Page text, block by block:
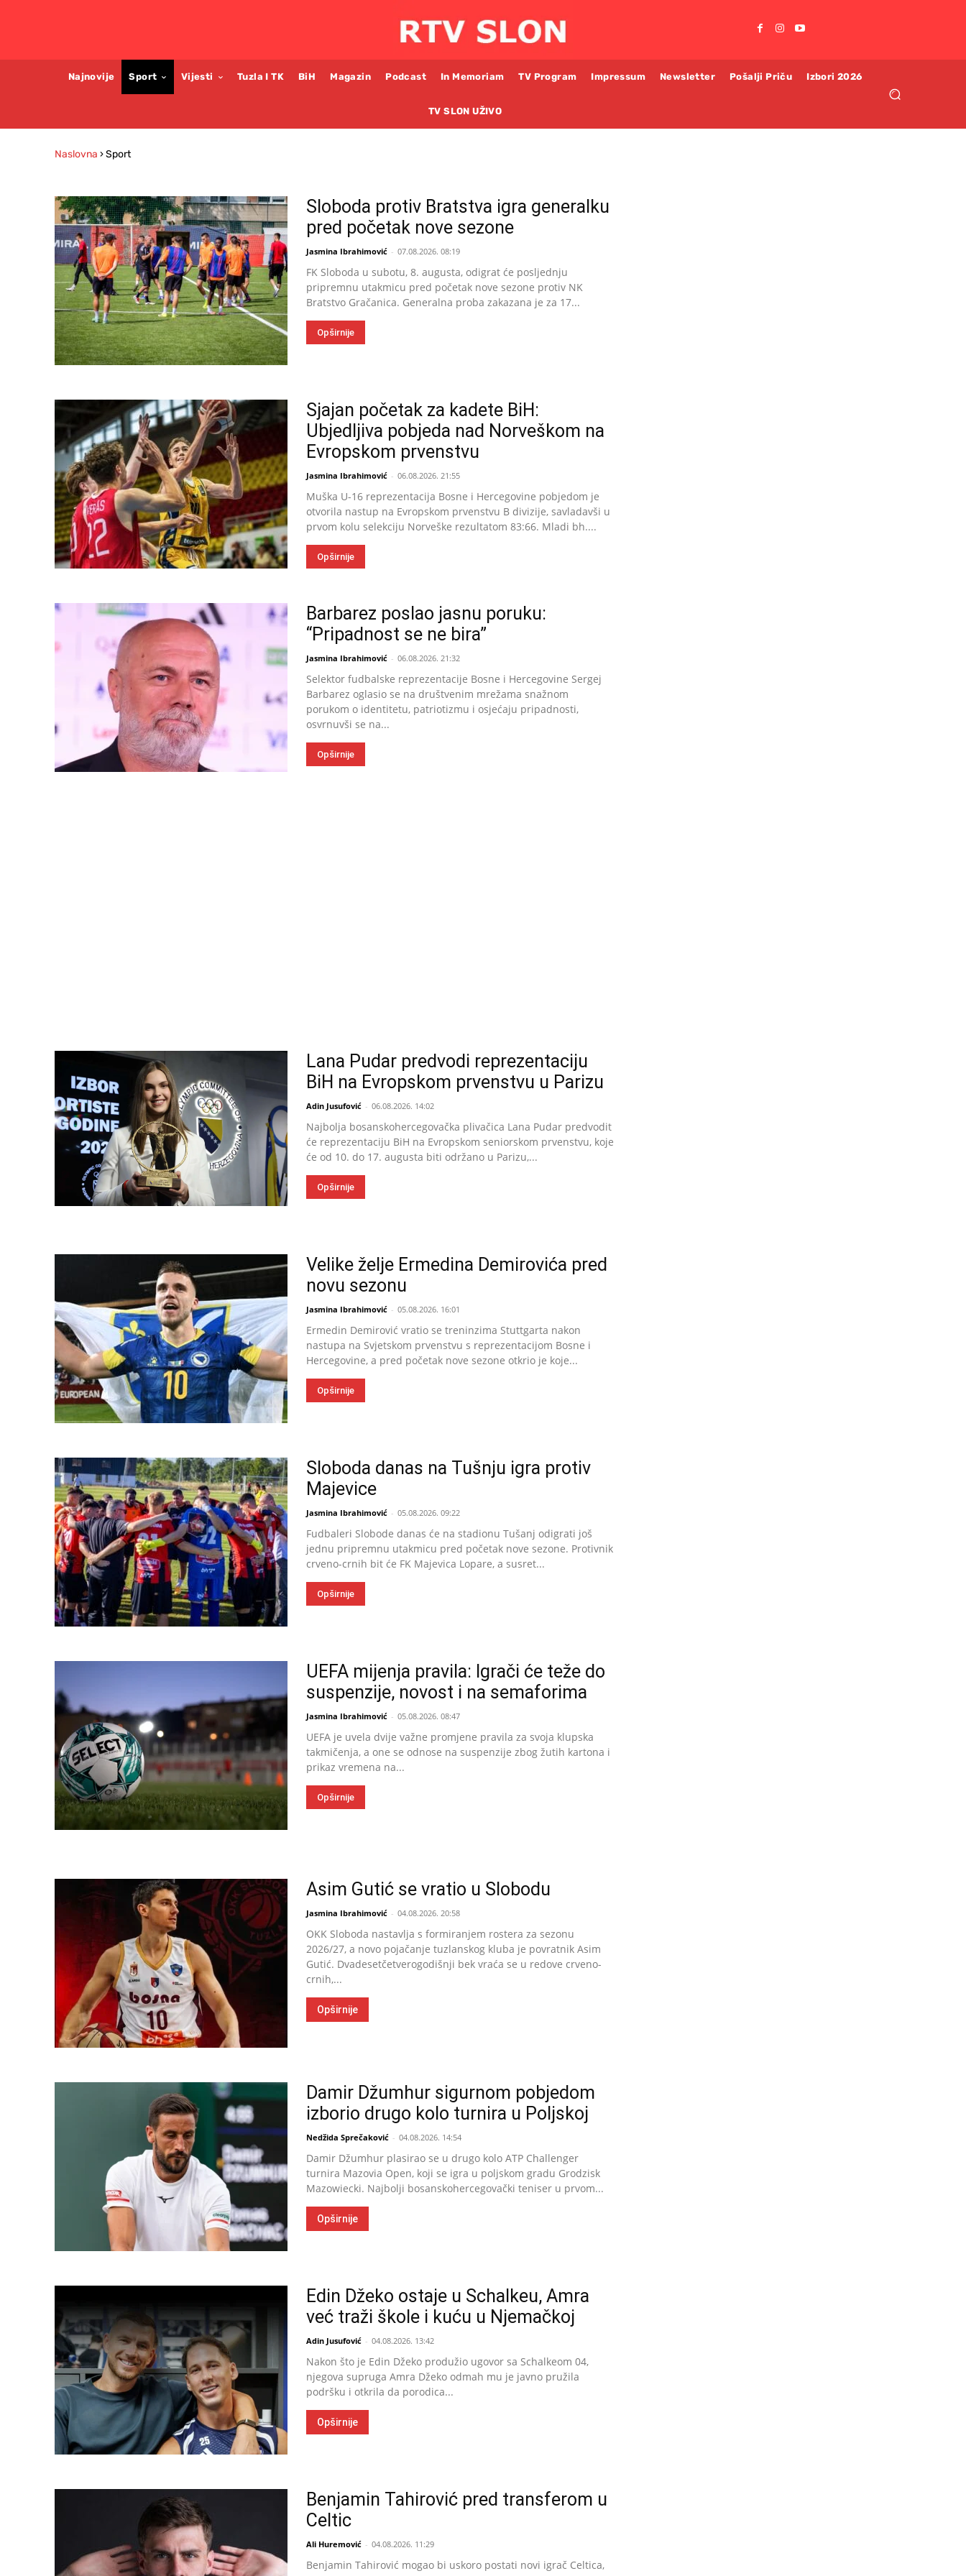
Najnovije Sport Vijesti Tuzla I TK BiH Magazin Podcast In Memoriam TV Program Impressum Newsletter Pošalji Priču Izbori 2026
TV SLON UŽIVO
Naslovna ›Sport
Sloboda protiv Bratstva igra generalku
pred početak nove sezone
Jasmina Ibrahimović - 07.08.2026. 08:19
FK Sloboda u subotu, 8. augusta, odigrat će posljednju
pripremnu utakmicu pred početak nove sezone protiv NK
Bratstvo Gračanica. Generalna proba zakazana je za 17...
Opširnije
Sjajan početak za kadete BiH:
Ubjedljiva pobjeda nad Norveškom na
Evropskom prvenstvu
Jasmina Ibrahimović - 06.08.2026. 21:55
Muška U-16 reprezentacija Bosne i Hercegovine pobjedom je
otvorila nastup na Evropskom prvenstvu B divizije, savladavši u
prvom kolu selekciju Norveške rezultatom 83:66. Mladi bh....
Opširnije
Barbarez poslao jasnu poruku:
“Pripadnost se ne bira”
Jasmina Ibrahimović - 06.08.2026. 21:32
Selektor fudbalske reprezentacije Bosne i Hercegovine Sergej
Barbarez oglasio se na društvenim mrežama snažnom
porukom o identitetu, patriotizmu i osjećaju pripadnosti,
osvrnuvši se na...
Opširnije
Lana Pudar predvodi reprezentaciju
BiH na Evropskom prvenstvu u Parizu
Adin Jusufović - 06.08.2026. 14:02
Najbolja bosanskohercegovačka plivačica Lana Pudar predvodit
će reprezentaciju BiH na Evropskom seniorskom prvenstvu, koje
će od 10. do 17. augusta biti održano u Parizu,...
Opširnije
Velike želje Ermedina Demirovića pred
novu sezonu
Jasmina Ibrahimović - 05.08.2026. 16:01
Ermedin Demirović vratio se treninzima Stuttgarta nakon
nastupa na Svjetskom prvenstvu s reprezentacijom Bosne i
Hercegovine, a pred početak nove sezone otkrio je koje...
Opširnije
Sloboda danas na Tušnju igra protiv
Majevice
Jasmina Ibrahimović - 05.08.2026. 09:22
Fudbaleri Slobode danas će na stadionu Tušanj odigrati još
jednu pripremnu utakmicu pred početak nove sezone. Protivnik
crveno-crnih bit će FK Majevica Lopare, a susret...
Opširnije
UEFA mijenja pravila: Igrači će teže do
suspenzije, novost i na semaforima
Jasmina Ibrahimović - 05.08.2026. 08:47
UEFA je uvela dvije važne promjene pravila za svoja klupska
takmičenja, a one se odnose na suspenzije zbog žutih kartona i
prikaz vremena na...
Opširnije
Asim Gutić se vratio u Slobodu
Jasmina Ibrahimović - 04.08.2026. 20:58
OKK Sloboda nastavlja s formiranjem rostera za sezonu
2026/27, a novo pojačanje tuzlanskog kluba je povratnik Asim
Gutić. Dvadesetčetverogodišnji bek vraća se u redove crveno-
crnih,...
Opširnije
Damir Džumhur sigurnom pobjedom
izborio drugo kolo turnira u Poljskoj
Nedžida Sprečaković - 04.08.2026. 14:54
Damir Džumhur plasirao se u drugo kolo ATP Challenger
turnira Mazovia Open, koji se igra u poljskom gradu Grodzisk
Mazowiecki. Najbolji bosanskohercegovački teniser u prvom...
Opširnije
Edin Džeko ostaje u Schalkeu, Amra
već traži škole i kuću u Njemačkoj
Adin Jusufović - 04.08.2026. 13:42
Nakon što je Edin Džeko produžio ugovor sa Schalkeom 04,
njegova supruga Amra Džeko odmah mu je javno pružila
podršku i otkrila da porodica...
Opširnije
Benjamin Tahirović pred transferom u
Celtic
Ali Huremović - 04.08.2026. 11:29
Benjamin Tahirović mogao bi uskoro postati novi igrač Celtica,